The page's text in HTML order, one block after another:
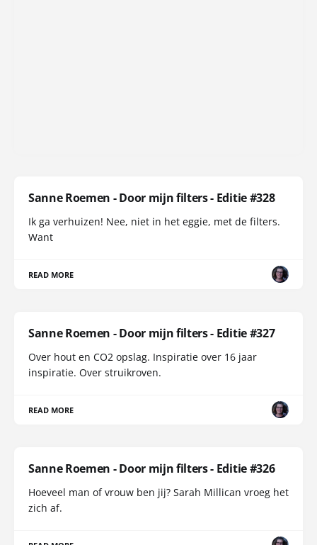
Sanne Roemen - Door mijn filters - Editie #328
Ik ga verhuizen! Nee, niet in het eggie, met de filters.
Want
READ MORE
Sanne Roemen - Door mijn filters - Editie #327
Over hout en CO2 opslag. Inspiratie over 16 jaar
inspiratie. Over struikroven.
READ MORE
Sanne Roemen - Door mijn filters - Editie #326
Hoeveel man of vrouw ben jij? Sarah Millican vroeg het
zich af.